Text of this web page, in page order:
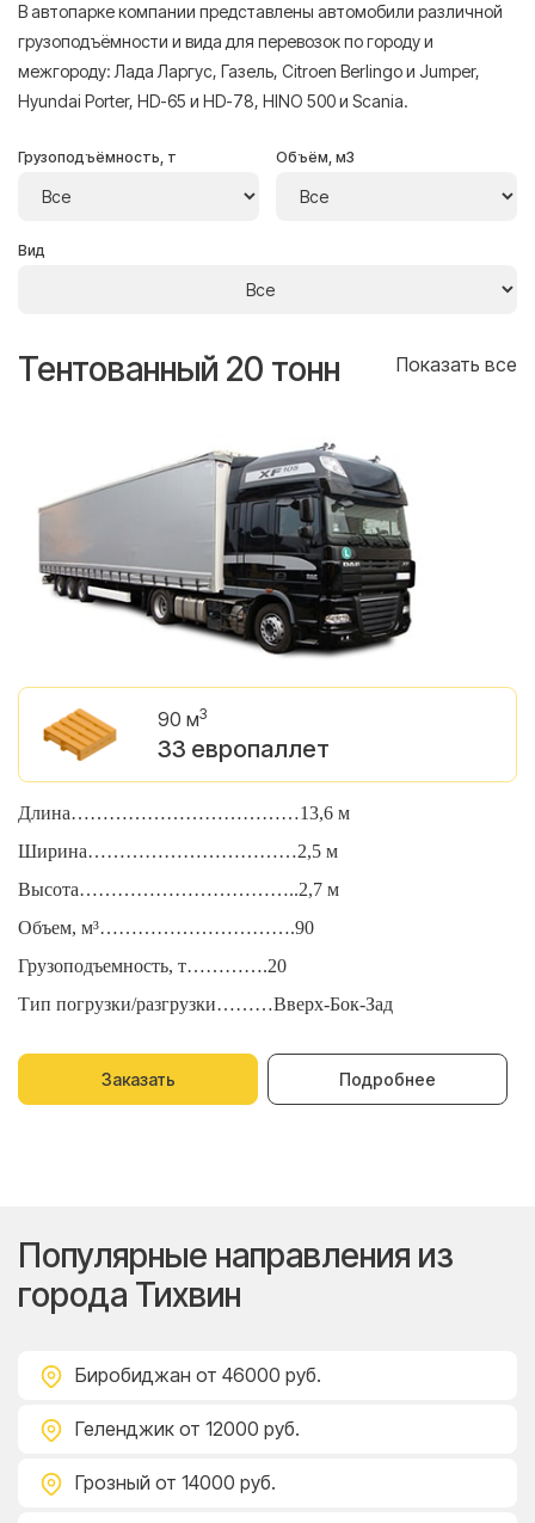
В автопарке компании представлены автомобили различной
грузоподъёмности и вида для перевозок по городу и
межгороду: Лада Ларгус, Газель, Citroen Berlingo и Jumper,
Hyundai Porter, HD-65 и HD-78, HINO 500 и Scania.
Грузоподъёмность, т Объём, м3
Вид
Тентованный 20 тонн Показать все
90 м3
33 европаллет
Длина………………………………13,6 м
Ширина……………………………2,5 м
Высота……………………………..2,7 м
Объем, м³………………………….90
Грузоподъемность, т………….20
Тип погрузки/разгрузки………Вверх-Бок-Зад
Заказать Подробнее
Популярные направления из
города Тихвин
Биробиджан от 46000 руб.
Геленджик от 12000 руб.
Грозный от 14000 руб.